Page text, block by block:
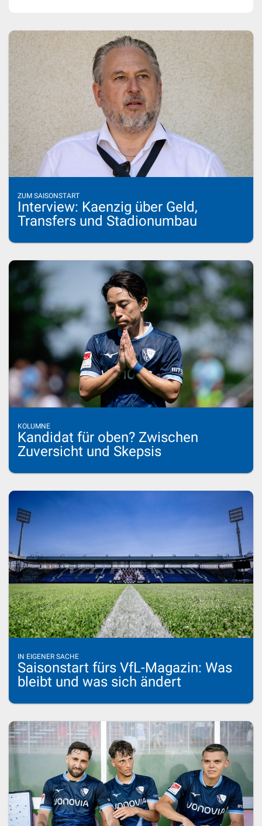
ZUM SAISONSTART
Interview: Kaenzig über Geld,
Transfers und Stadionumbau
KOLUMNE
Kandidat für oben? Zwischen
Zuversicht und Skepsis
IN EIGENER SACHE
Saisonstart fürs VfL-Magazin: Was
bleibt und was sich ändert